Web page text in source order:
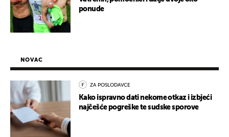
ponude
NOVAC
ZA POSLODAVCE
Kako ispravno dati nekome otkaz i izbjeći
najčešće pogreške te sudske sporove